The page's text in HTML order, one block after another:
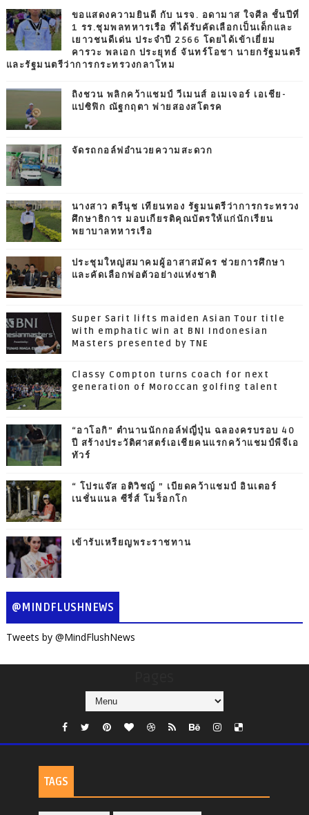
ขอแสดงความยินดี กับ นรจ. อดามาส ใจศีล ชั้นปีที่
1 รร.ชุมพลทหารเรือ ที่ได้รับคัดเลือกเป็นเด็กและ
เยาวชนดีเด่น ประจำปี 2566 โดยได้เข้าเยี่ยม
คารวะ พลเอก ประยุทธ์ จันทร์โอชา นายกรัฐมนตรี
และรัฐมนตรีว่าการกระทรวงกลาโหม
ถิงชวน พลิกคว้าแชมป์ วีเมนส์ อเมเจอร์ เอเชีย-
แปซิฟิก ณัฐกฤตา พ่ายสองสโตรค
จัดรถกอล์ฟอำนวยความสะดวก
นางสาว ตรีนุช เทียนทอง รัฐมนตรีว่าการกระทรวง
ศึกษาธิการ มอบเกียรติคุณบัตรให้แก่นักเรียน
พยาบาลทหารเรือ
ประชุมใหญ่สมาคมผู้อาสาสมัคร ช่วยการศึกษา
และคัดเลือกพ่อตัวอย่างแห่งชาติ
Super Sarit lifts maiden Asian Tour title
with emphatic win at BNI Indonesian
Masters presented by TNE
Classy Compton turns coach for next
generation of Moroccan golfing talent
“อาโอกิ” ตำนานนักกอล์ฟญี่ปุ่น ฉลองครบรอบ 40
ปี สร้างประวัติศาสตร์เอเชียคนแรกคว้าแชมป์พีจีเอ
ทัวร์
“ โปรแจ๊ส อติวิชญ์ ” เบียดคว้าแชมป์ อินเตอร์
เนชั่นแนล ซีรี่ส์ โมร็อกโก
เข้ารับเหรียญพระราชทาน
@MINDFLUSHNEWS
Tweets by @MindFlushNews
TAGS